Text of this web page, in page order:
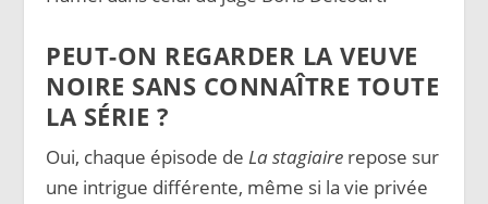
PEUT-ON REGARDER LA VEUVE
NOIRE SANS CONNAÎTRE TOUTE
LA SÉRIE ?
Oui, chaque épisode deLa stagiaire repose sur
une intrigue différente, même si la vie privée